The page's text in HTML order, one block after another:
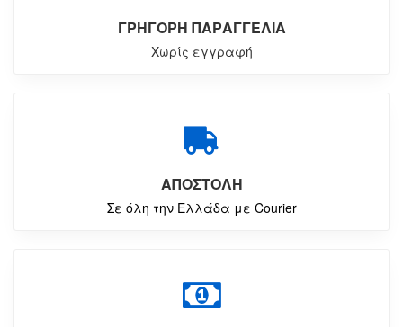
ΓΡΗΓΟΡΗ ΠΑΡΑΓΓΕΛΙΑ
Χωρίς εγγραφή
ΑΠΟΣΤΟΛΗ
Σε όλη την Ελλάδα με Courier